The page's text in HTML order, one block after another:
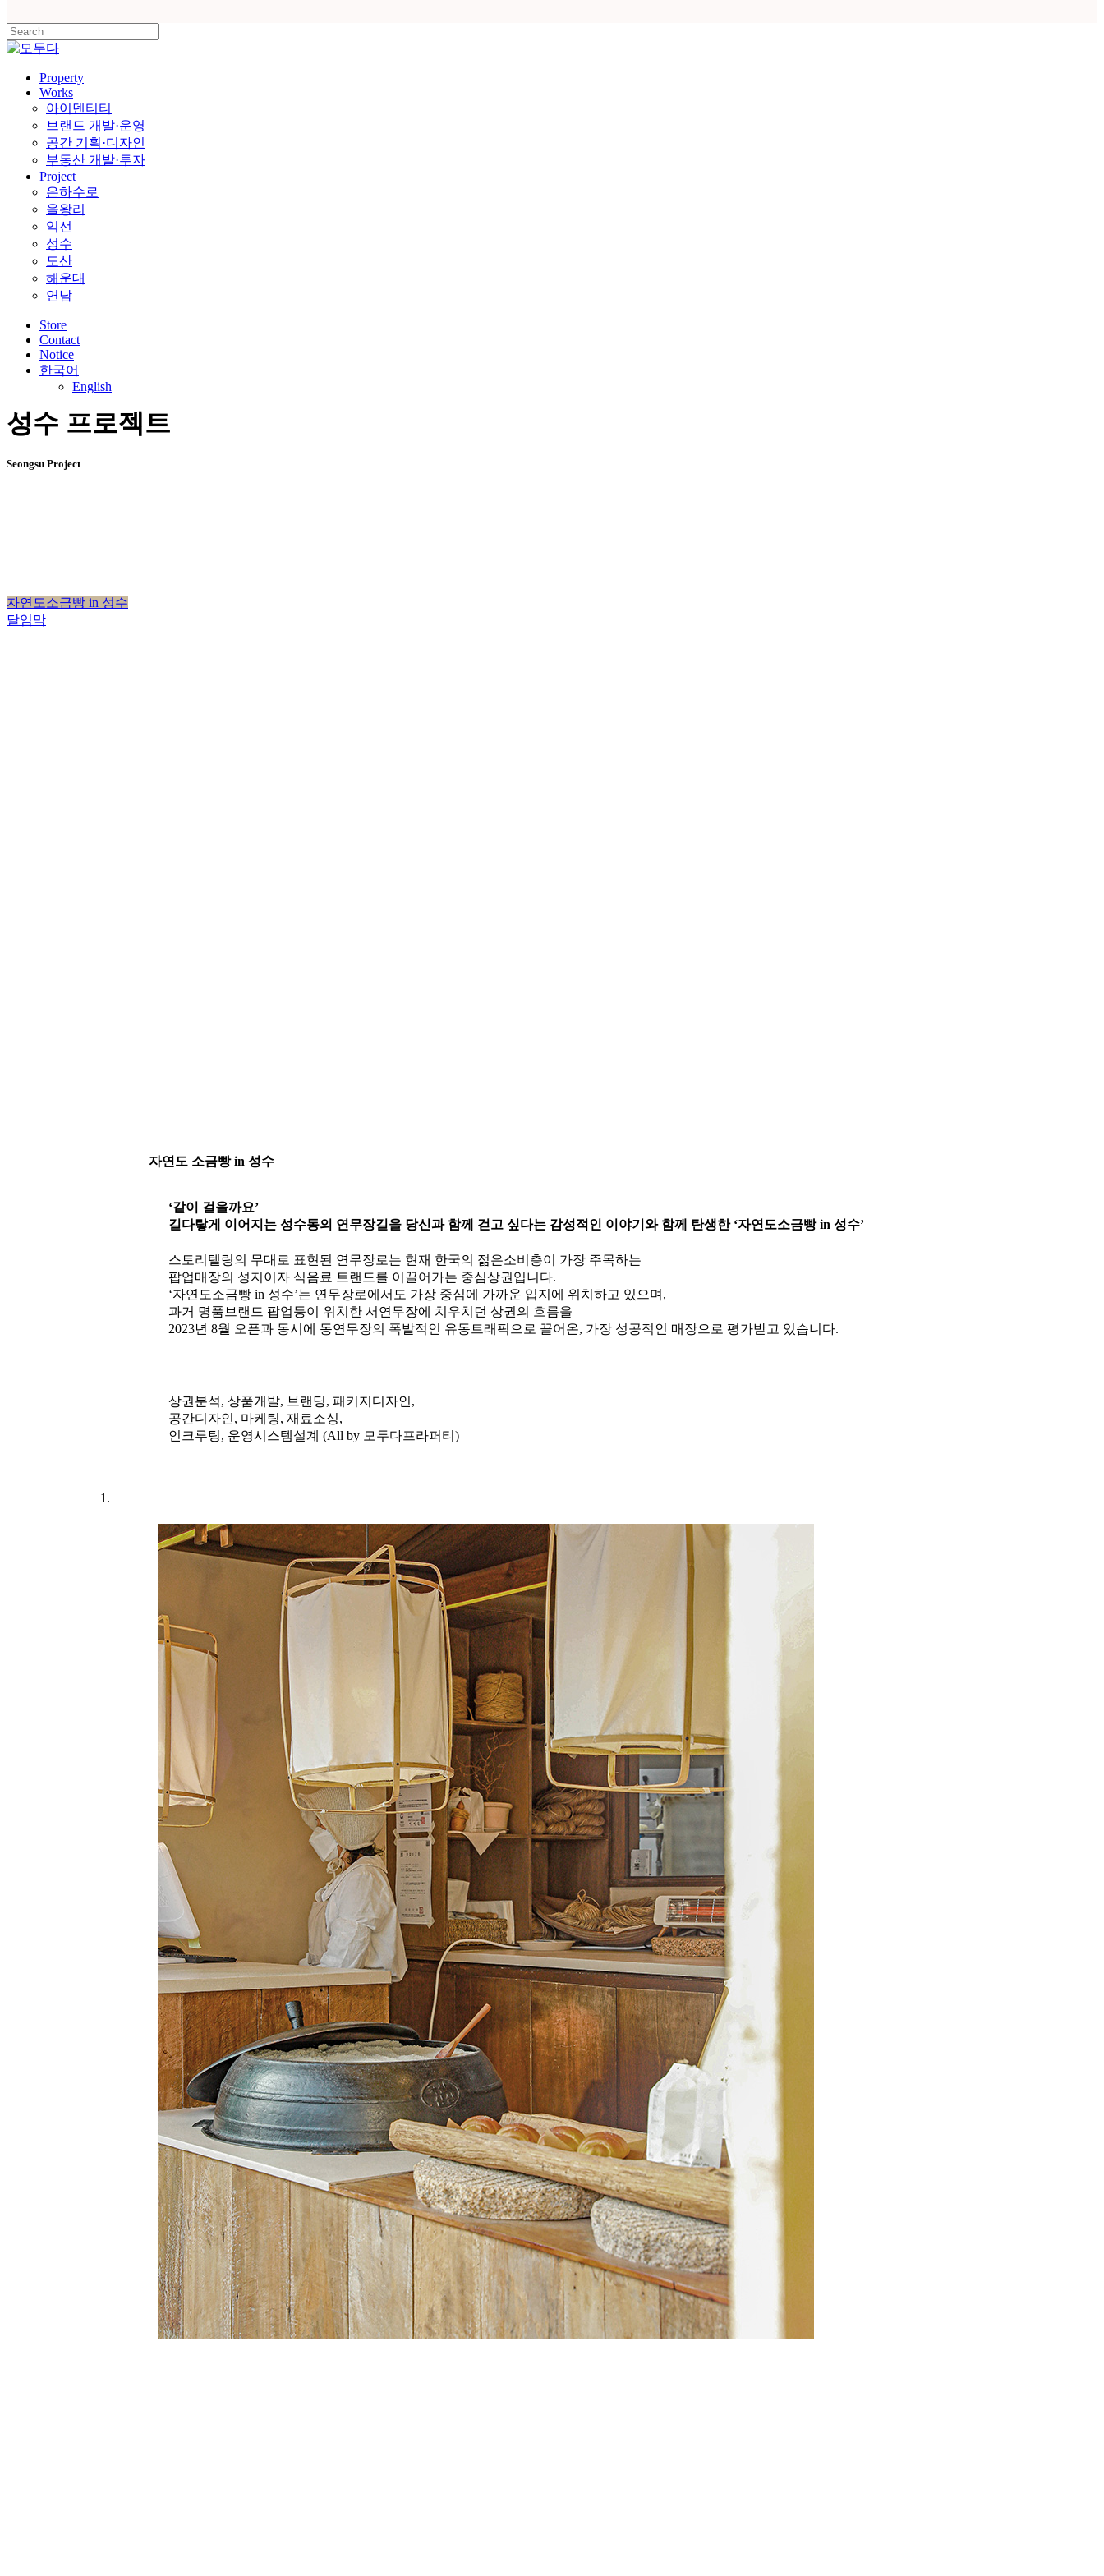
Close
Menu
Property
Works
아이덴티티
브랜드 개발·운영
공간 기획·디자인
부동산 개발·투자
Project
은하수로
을왕리
익선
성수
도산
해운대
연남
Store
Contact
Notice
한국어
English
성수 프로젝트
Seongsu Project
자연도소금빵 in 성수
달임막
자연 도 소금빵 in 성수
‘같이 걸을까요’
길다랗게 이어지는 성수동의 연무장길을 당신과 함께 걷고 싶다는 감성적인 이야기와 함께 탄생한 ‘자연도소금빵 in 성수’
스토리텔링의 무대로 표현된 연무장로는 현재 한국의 젊은소비층이 가장 주목하는
팝업매장의 성지이자 식음료 트랜드를 이끌어가는 중심상권입니다.
‘자연도소금빵 in 성수’는 연무장로에서도 가장 중심에 가까운 입지에 위치하고 있으며,
과거 명품브랜드 팝업등이 위치한 서연무장에 치우치던 상권의 흐름을
2023년 8월 오픈과 동시에 동연무장의 폭발적인 유동트래픽으로 끌어온, 가장 성공적인 매장으로 평가받고 있습니다.
상권분석, 상품개발, 브랜딩, 패키지디자인,
공간디자인, 마케팅, 재료소싱,
인크루팅, 운영시스템설계 (All by 모두다프라퍼티)